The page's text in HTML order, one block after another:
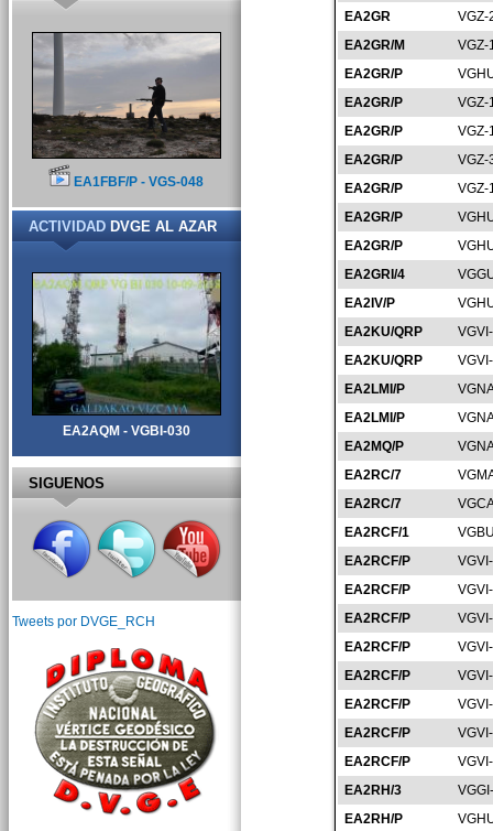
EA2GR
VGZ-
EA2GR/M
VGZ-
EA2GR/P
EA2GR/P
VGZ-
EA2GR/P
VGZ-
EA2GR/P
VGZ-
EA2GR/P
VGZ-
EA2GR/P
EA2GR/P
EA2GRI/4
EA2IV/P
EA2KU/QRP
EA2KU/QRP
EA2LMI/P
EA2LMI/P
EA2MQ/P
EA2RC/7
EA2RC/7
EA2RCF/1
EA2RCF/P
EA2RCF/P
EA2RCF/P
EA2RCF/P
EA2RCF/P
EA2RCF/P
EA2RCF/P
EA2RCF/P
EA2RH/3
EA2RH/P
EA1FBF/P - VGS-048
ACTIVIDADDVGE AL AZAR
EA2AQM - VGBI-030
SIGUENOS
Tweets por DVGE_RCH